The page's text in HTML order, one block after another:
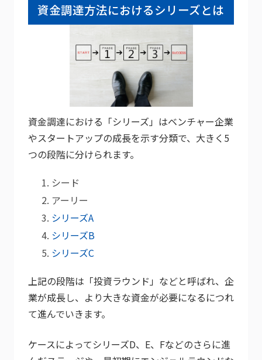
資金調達方法におけるシリーズとは
資金調達における「シリーズ」はベンチャー企業
やスタートアップの成長を示す分類で、大きく5
つの段階に分けられます。
シード
アーリー
シリーズA
シリーズB
シリーズC
上記の段階は「投資ラウンド」などと呼ばれ、企
業が成長し、より大きな資金が必要になるにつれ
て進んでいきます。
ケースによってシリーズD、E、Fなどのさらに進